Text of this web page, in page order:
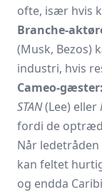
ofte, især hvis
Branche-
(Musk, Bezos)
industri, hvis
Cameo-gæster:
STAN(Lee) eller
fordi de
Når
kan feltet
og endda